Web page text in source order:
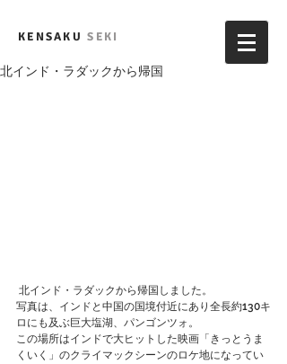
KENSAKUSEKI
北インド・ラダックから帰国
北インド・ラダックから帰国しました。
写真は、インドと中国の国境付近にあり全長約130キ
ロにも及ぶ巨大塩湖、パンゴンツォ。
この場所はインドで大ヒットした映画「きっとうま
くいく」のクライマックシーンのロケ地になってい